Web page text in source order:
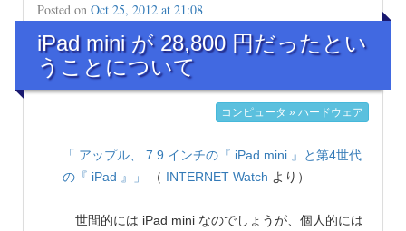
Posted on Oct 25, 2012 at 21:08
iPad mini が 28,800 円だったとい
うことについて
コンピュータ » ハードウェア
「 アップル、 7.9 インチの『 iPad mini 』と第4世代
の『 iPad 』」
（ INTERNET Watch より）
世間的には iPad mini なのでしょうが、個人的には